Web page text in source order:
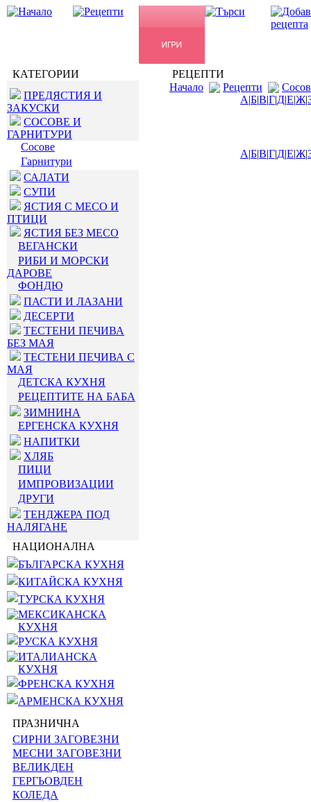
КАТЕГОРИИ
ПРЕДЯСТИЯ И
ЗАКУСКИ
СОСОВЕ И
ГАРНИТУРИ
Сосове
Гарнитури
САЛАТИ
СУПИ
ЯСТИЯ С МЕСО И
ПТИЦИ
ЯСТИЯ БЕЗ МЕСО
ВЕГАНСКИ
РИБИ И МОРСКИ
ДАРОВЕ
ФОНДЮ
ПАСТИ И ЛАЗАНИ
ДЕСЕРТИ
ТЕСТЕНИ ПЕЧИВА
БЕЗ МАЯ
ТЕСТЕНИ ПЕЧИВА С
МАЯ
ДЕТСКА КУХНЯ
РЕЦЕПТИТЕ НА БАБА
ЗИМНИНА
ЕРГЕНСКА КУХНЯ
НАПИТКИ
ХЛЯБ
ПИЦИ
ИМПРОВИЗАЦИИ
ДРУГИ
ТЕНДЖЕРА ПОД
НАЛЯГАНЕ
НАЦИОНАЛНА
БЪЛГАРСКА КУХНЯ
КИТАЙСКА КУХНЯ
ТУРСКА КУХНЯ
МЕКСИКАНСКА
КУХНЯ
РУСКА КУХНЯ
ИТАЛИАНСКА
КУХНЯ
ФРЕНСКА КУХНЯ
АРМЕНСКА КУХНЯ
ПРАЗНИЧНА
СИРНИ ЗАГОВЕЗНИ
МЕСНИ ЗАГОВЕЗНИ
ВЕЛИКДЕН
ГЕРГЬОВДЕН
КОЛЕДА
РЕЦЕПТИ
Начало
Рецепти
А|Б|В|Г|Д|Е|Ж|
А|Б|В|Г|Д|Е|Ж|